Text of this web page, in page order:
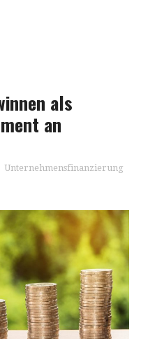
als
an
Unternehmensfinanzierung